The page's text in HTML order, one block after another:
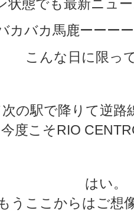
状態でも最新ニュ
カバカ馬鹿ーーー
こんな日に限っ
の駅で降りて逆路
今度こそRIO
はい。
もうここからはご想